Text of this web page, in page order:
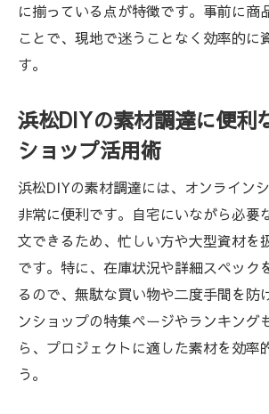
に揃っている点が特徴です。事前に商
ことで、現地で迷うことなく効率的に
す。
浜松DIYの素材調達に便利
ショップ活用術
浜松DIYの素材調達には、オンライン
非常に便利です。自宅にいながら必要
文できるため、忙しい方や大型資材を
です。特に、在庫状況や詳細スペック
るので、無駄な買い物や二度手間を防
ンショップの特集ページやランキング
ら、プロジェクトに適した素材を効率
う。